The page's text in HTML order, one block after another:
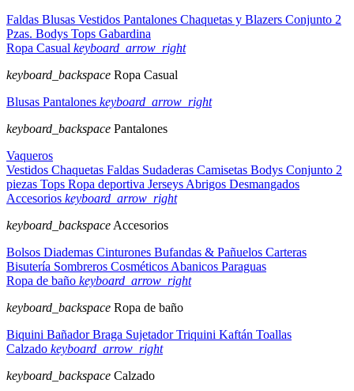
Faldas Blusas Vestidos Pantalones Chaquetas y Blazers Conjunto 2
Pzas. Bodys Tops Gabardina
Ropa Casual keyboard_arrow_right
keyboard_backspace Ropa Casual
Blusas Pantalones keyboard_arrow_right
keyboard_backspace Pantalones
Vaqueros
Vestidos Chaquetas Faldas Sudaderas Camisetas Bodys Conjunto 2
piezas Tops Ropa deportiva Jerseys Abrigos Desmangados
Accesorios keyboard_arrow_right
keyboard_backspace Accesorios
Bolsos Diademas Cinturones Bufandas & Pañuelos Carteras
Bisutería Sombreros Cosméticos Abanicos Paraguas
Ropa de baño keyboard_arrow_right
keyboard_backspace Ropa de baño
Biquini BañadorBraga SujetadorTriquini Kaftán Toallas
Calzado keyboard_arrow_right
keyboard_backspace Calzado